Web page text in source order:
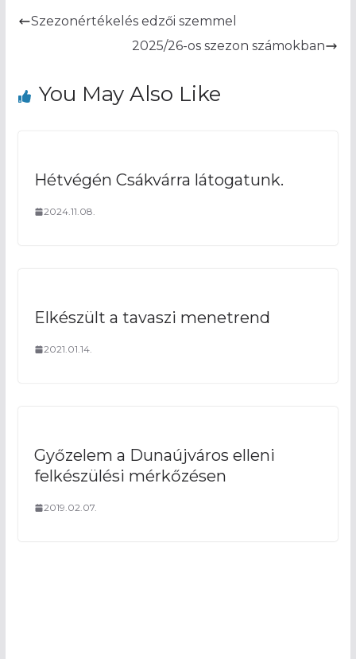
Szezonértékelés edzői szemmel
2025/26-os szezon számokban
You May Also Like
Hétvégén Csákvárra látogatunk.
2024.11.08.
Elkészült a tavaszi menetrend
2021.01.14.
Győzelem a Dunaújváros elleni
felkészülési mérkőzésen
2019.02.07.